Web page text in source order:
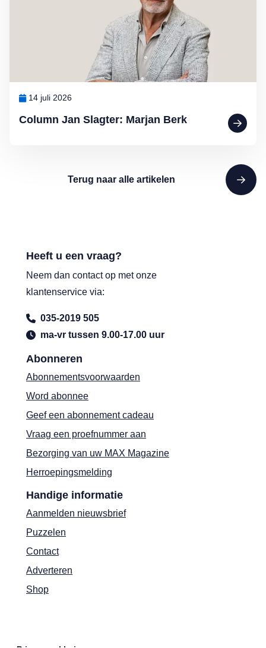
Column Jan Slagter: Marjan Berk
14 juli 2026
Terug naar alle artikelen
Abonneren
Abonnementsvoorwaarden
Word abonnee
Geef een abonnement cadeau
Vraag een proefnummer aan
Bezorging van uw MAX Magazine
Herroepingsmelding
Handige informatie
Aanmelden nieuwsbrief
Puzzelen
Contact
Adverteren
Shop
Heeft u een vraag?
Neem dan contact op met onze
klantenservice via:
035-2019 505
ma-vr tussen 9.00-17.00 uur